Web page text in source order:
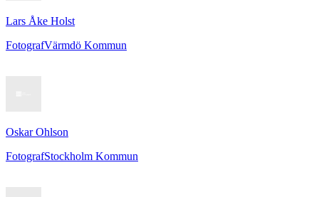
Lars Åke Holst
FotografVärmdö Kommun
Oskar Ohlson
FotografStockholm Kommun